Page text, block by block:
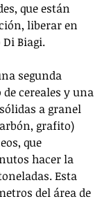
que están
liberar en
Biagi.
segunda
cereales y una
a granel
grafito)
que
hacer la
Esta
del área de